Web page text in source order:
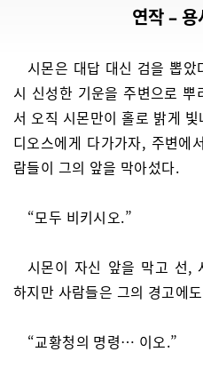
연작 –
시몬은 대답 대신 검을 뽑
시 신성한 기운을 주변으로
서 오직 시몬만이 홀로 밝게
디오스에게 다가가자, 주변에
람들이 그의 앞을 막아섰다.
“모두 비키시오.”
시몬이 자신 앞을 막고 선,
하지만 사람들은 그의 경고에
“교황청의 명령… 이오.”